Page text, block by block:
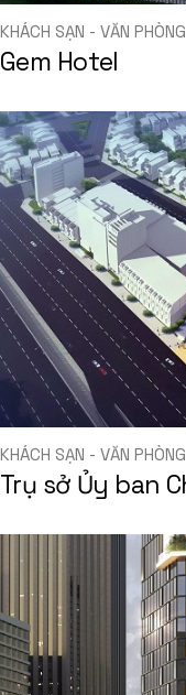
KHÁCH SẠN - VĂN PHÒNG
Gem Hotel
KHÁCH SẠN - VĂN PHÒNG
Trụ sở Ủy ban